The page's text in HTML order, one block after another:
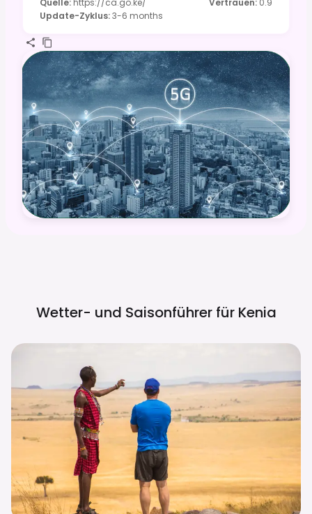
Update-Zyklus:3-6 months
Wetter- und Saisonführer für Kenia